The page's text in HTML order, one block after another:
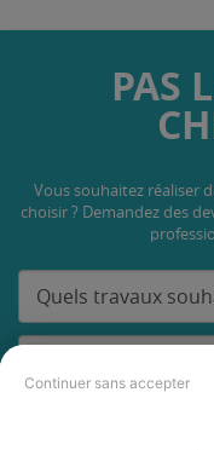
Continuer sans accepter
PAS
Vous souhaitez réaliser
choisir ? Demandez des